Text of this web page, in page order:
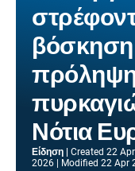
βόσκηση
Νότια
Είδηση Created 22
2026
Modified 22 Apr